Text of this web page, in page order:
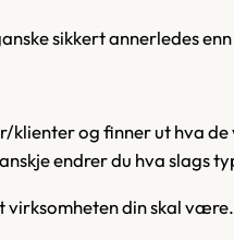
sikkert annerledes
og finner ut hva
endrer du hva slags
din skal